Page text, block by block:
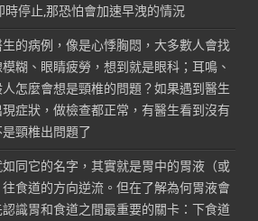
停止,那恐怕會加速早洩的情況
的病例，像是心悸胸悶，大多數人會找
糊、眼睛疲勞，想到就是眼科；耳鳴、
怎麼會想是頸椎的問題？如果遇到醫生
症狀，做檢查都正常，有醫生看到沒有
頸椎出問題了
同它的名字，其實就是胃中的胃液（或
食道的方向逆流。但在了解為何胃液會
識胃和食道之間最重要的關卡：下食道